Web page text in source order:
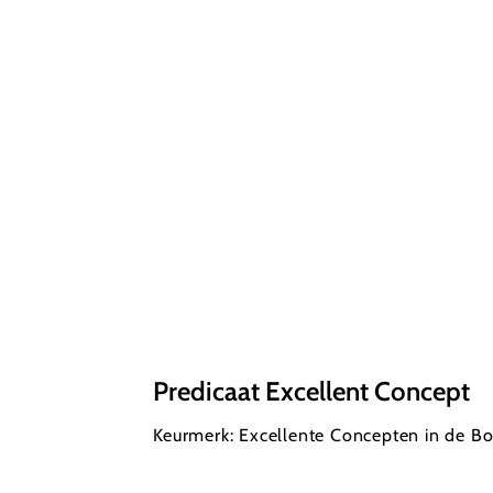
Predicaat Excellent Concept
Keurmerk: Excellente Concepten in de